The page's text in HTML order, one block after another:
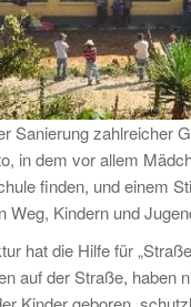
Sanierung zahlreicher
in dem vor allem
finden, und einem
Weg, Kindern und
hat die Hilfe für
auf der Straße,